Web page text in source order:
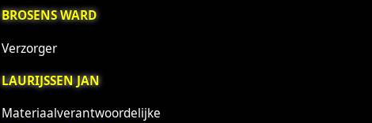
BROSENS WARD
Verzorger
LAURIJSSEN JAN
Materiaalverantwoordelijke